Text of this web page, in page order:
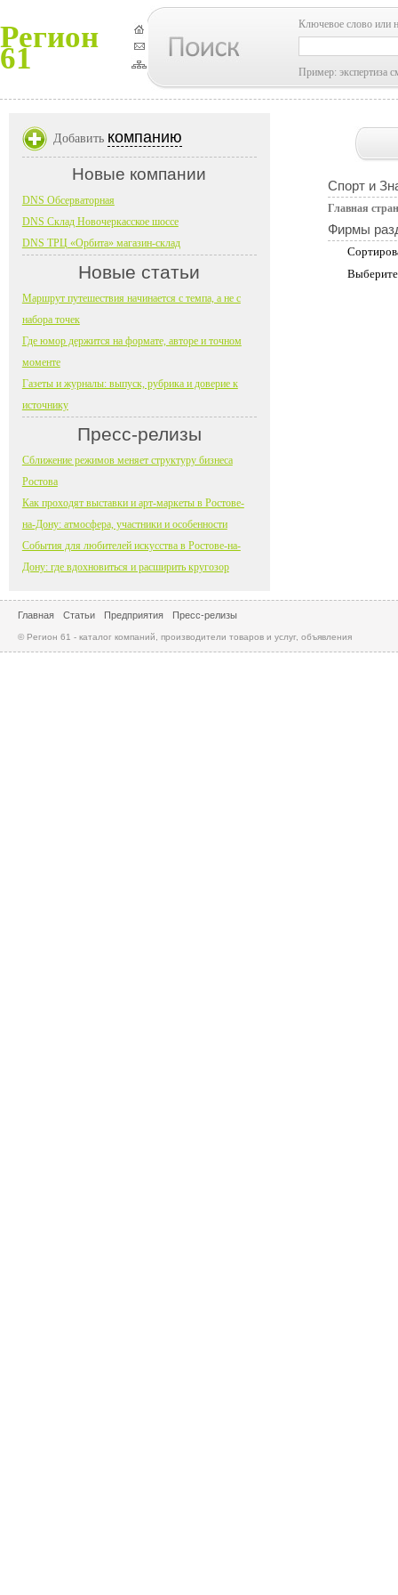
Регион
61
Ключевое слово или
Пример: экспертиза
Спорт и
Главная
Фирмы
Добавить компанию
Новые компании
DNS Обсерваторная
DNS Склад Новочеркасское шоссе
DNS ТРЦ «Орбита» магазин-склад
Новые статьи
Маршрут путешествия начинается с темпа, а не с
набора точек
Где юмор держится на формате, авторе и точном
моменте
Газеты и журналы: выпуск, рубрика и доверие к
источнику
Пресс-релизы
Сближение режимов меняет структуру бизнеса
Ростова
Как проходят выставки и арт-маркеты в Ростове-
на-Дону: атмосфера, участники и особенности
События для любителей искусства в Ростове-на-
Дону: где вдохновиться и расширить кругозор
Главная Статьи Предприятия Пресс-релизы
© Регион 61 - каталог компаний, производители товаров и услуг, объявления